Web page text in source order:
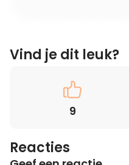
Vind je dit leuk?
9
Reacties